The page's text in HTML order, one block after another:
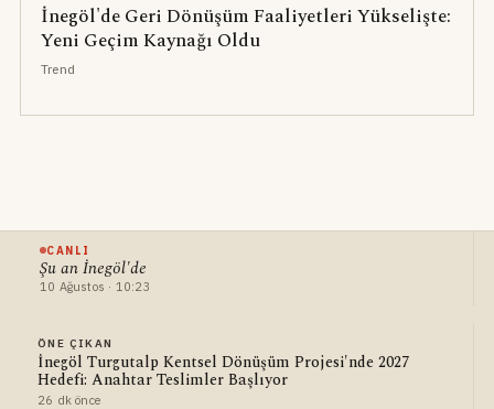
İnegöl'de Geri Dönüşüm Faaliyetleri Yükselişte:
Yeni Geçim Kaynağı Oldu
Trend
CANLI
Şu an İnegöl'de
10 Ağustos · 10:23
ÖNE ÇIKAN
İnegöl Turgutalp Kentsel Dönüşüm Projesi'nde 2027
Hedefi: Anahtar Teslimler Başlıyor
26 dk önce